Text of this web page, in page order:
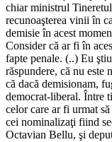
chiar ministrul
recunoaşterea vinii în
demisie în acest
Consider că ar fi în
fapte penale. (..) Eu
răspundere, că nu este
că dacă demisionam,
democrat-liberal. Între
celor care ar fi urmat
cei nominalizaţi fiind
Octavian Bellu, şi